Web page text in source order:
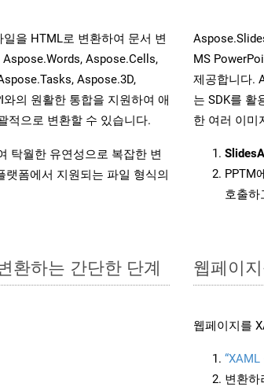
을 HTML로 변환하여 문서 변
Aspose.Cells,
Aspose.3D,
의 원활한 통합을 지원하여 애
적으로 변환할 수 있습니다.
탁월한 유연성으로 복잡한 변
랫폼에서 지원되는 파일 형식의
MS
제공합니다.
는 SDK를 활
한 여러 이미
PPTM
호출하
환하는 간단한 단계 웹페이
웹페이지를
“XAML
변환하